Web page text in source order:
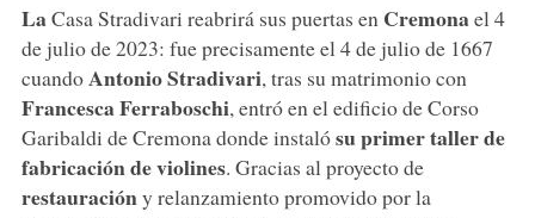
LaCasa Stradivari reabrirá sus puertas enCremonael 4
de julio de 2023: fue precisamente el 4 de julio de 1667
cuandoAntonio Stradivari, tras su matrimonio con
Francesca Ferraboschi, entró en el edificio de Corso
Garibaldi de Cremona donde instalósu primer taller de
fabricación de violines. Gracias al proyecto de
restauracióny relanzamiento promovido por la